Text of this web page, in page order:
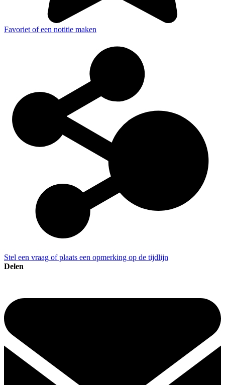
Favoriet of een notitie maken
Stel een vraag of plaats een opmerking op de tijdlijn
Delen